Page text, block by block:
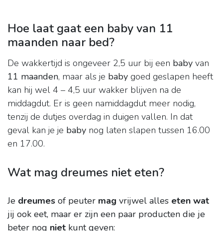
Hoe laat gaat een baby van 11
maanden naar bed?
De wakkertijd is ongeveer 2,5 uur bij een baby van
11 maanden, maar als je baby goed geslapen heeft
kan hij wel 4 – 4,5 uur wakker blijven na de
middagdut. Er is geen namiddagdut meer nodig,
tenzij de dutjes overdag in duigen vallen. In dat
geval kan je je baby nog laten slapen tussen 16.00
en 17.00.
Wat mag dreumes niet eten?
Je dreumes of peuter mag vrijwel alles eten wat
jij ook eet, maar er zijn een paar producten die je
beter nog niet kunt geven: